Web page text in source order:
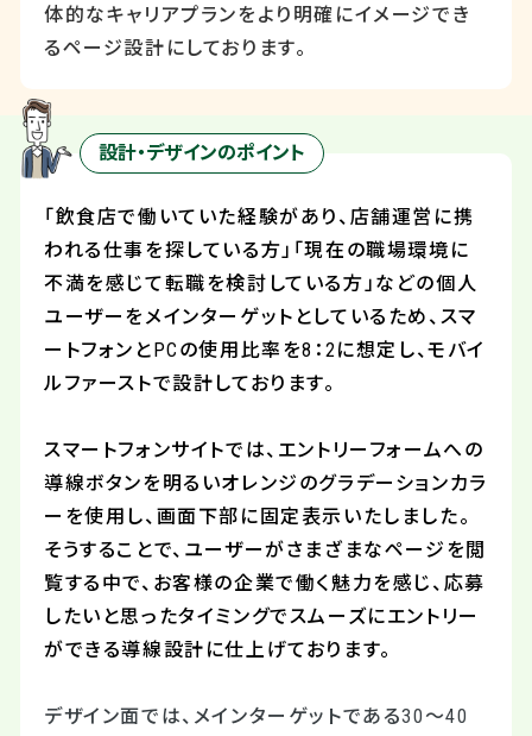
体的なキャリアプランをより明確にイメージでき
るページ設計にしております。
設計・デザインのポイント
「飲食店で働いていた経験があり、店舗運営に携
われる仕事を探している方」「現在の職場環境に
不満を感じて転職を検討している方」などの個人
ユーザーをメインターゲットとしているため、スマ
ートフォンとPC の使用比率を8 ： 2 に想定し、モバイ
ルファーストで設計しております。
スマートフォンサイトでは、エントリーフォームへの
導線ボタンを明るいオレンジのグラデーションカラ
ーを使用し、画面下部に固定表示いたしました。
そうすることで、ユーザーがさまざまなページを閲
覧する中で、お客様の企業で働く魅力を感じ、応募
したいと思ったタイミングでスムーズにエントリー
ができる導線設計に仕上げております。
デザイン面では、メインターゲットである30～40